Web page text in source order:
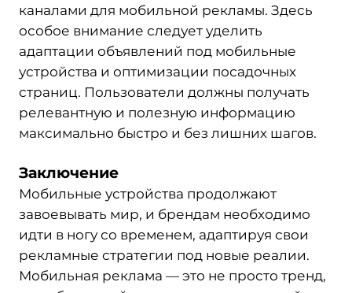
каналами для мобильной рекламы. Здесь
особое внимание следует уделить
адаптации объявлений под мобильные
устройства и оптимизации посадочных
страниц. Пользователи должны получать
релевантную и полезную информацию
максимально быстро и без лишних шагов.
Заключение
Мобильные устройства продолжают
завоевывать мир, и брендам необходимо
идти в ногу со временем, адаптируя свои
рекламные стратегии под новые реалии.
Мобильная реклама — это не просто тренд,